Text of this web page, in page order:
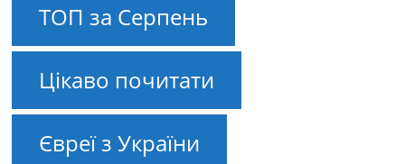
ТОП за Серпень
Цікаво почитати
Євреї з України